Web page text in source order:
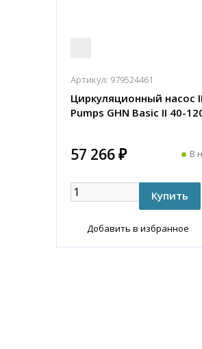
Артикул: 979524461
Циркуляционный насос
Pumps GHN Basic II 40-
57 266 ₽ В
Добавить в избранное